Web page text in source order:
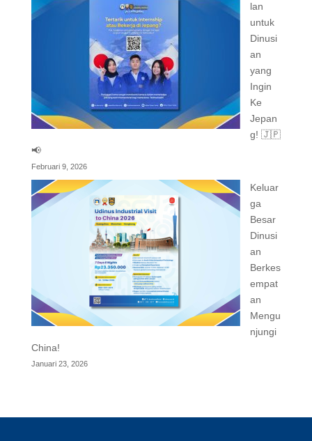
lan
untuk
Dinusi
an
yang
Ingin
Ke
Jepan
g! 🇯🇵
📢
Februari 9, 2026
Keluar
ga
Besar
Dinusi
an
Berkes
empat
an
Mengu
njungi
China!
Januari 23, 2026